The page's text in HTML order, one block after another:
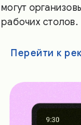
могут
рабочих столов.
Перейти к